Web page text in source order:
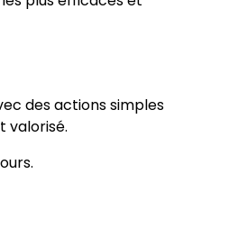
des actions simples
valorisé.